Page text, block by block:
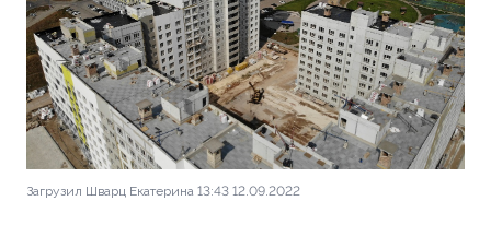
Загрузил Шварц Екатерина 13:43 12.09.2022